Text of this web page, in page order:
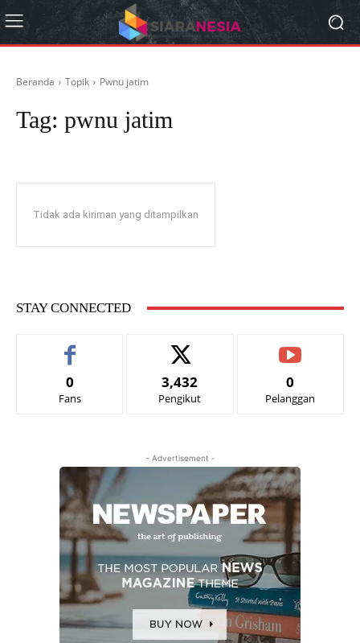
Beranda Topik Pwnu jatim
Tag: pwnu jatim
Tidak ada kiriman yang ditampilkan
STAY CONNECTED
0
Fans
3,432
Pengikut
0
Pelanggan
- Advertisement -